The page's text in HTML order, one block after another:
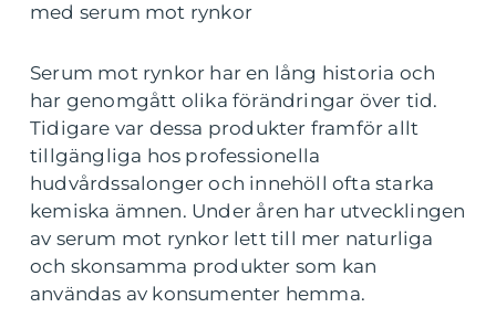
med serum mot rynkor
Serum mot rynkor har en lång historia och
har genomgått olika förändringar över tid.
Tidigare var dessa produkter framför allt
tillgängliga hos professionella
hudvårdssalonger och innehöll ofta starka
kemiska ämnen. Under åren har utvecklingen
av serum mot rynkor lett till mer naturliga
och skonsamma produkter som kan
användas av konsumenter hemma.